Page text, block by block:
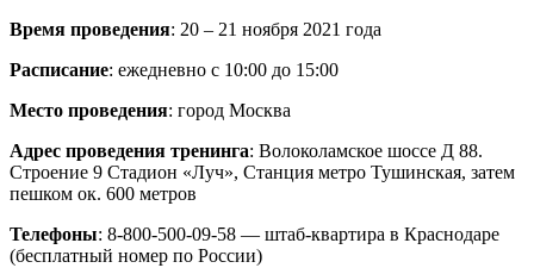
Время проведения: 20 – 21 ноября 2021 года
Расписание: ежедневно с 10:00 до 15:00
Место проведения: город Москва
Адрес проведения тренинга: Волоколамское шоссе Д 88.
Строение 9 Стадион «Луч», Станция метро Тушинская, затем
пешком ок. 600 метров
Телефоны: 8-800-500-09-58 — штаб-квартира в Краснодаре
(бесплатный номер по России)